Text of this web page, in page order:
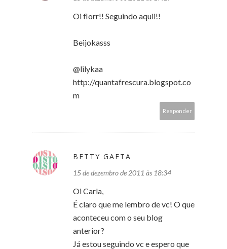
Oi florr!! Seguindo aquii!!
Beijokasss
@lilykaa
http://quantafrescura.blogspot.co
m
Responder
BETTY GAETA
15 de dezembro de 2011 às 18:34
Oi Carla,
É claro que me lembro de vc! O que
aconteceu com o seu blog
anterior?
Já estou seguindo vc e espero que